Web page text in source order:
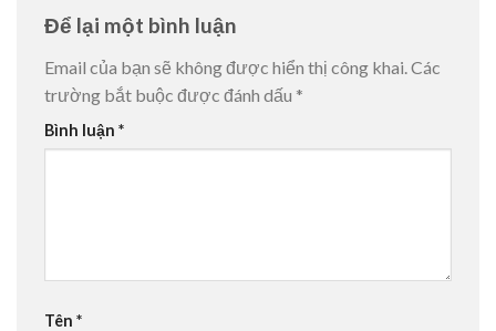
Để lại một bình luận
Email của bạn sẽ không được hiển thị công khai. Các
trường bắt buộc được đánh dấu *
Bình luận *
Tên *